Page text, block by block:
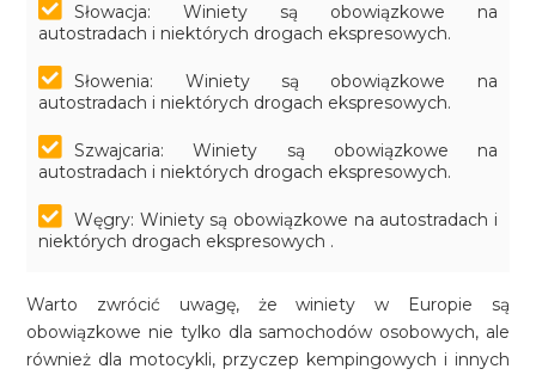
Słowacja: Winiety są obowiązkowe na
autostradach i niektórych drogach ekspresowych.
Słowenia: Winiety są obowiązkowe na
autostradach i niektórych drogach ekspresowych.
Szwajcaria: Winiety są obowiązkowe na
autostradach i niektórych drogach ekspresowych.
Węgry: Winiety są obowiązkowe na autostradach i
niektórych drogach ekspresowych .
Warto zwrócić uwagę, że winiety w Europie są
obowiązkowe nie tylko dla samochodów osobowych, ale
również dla motocykli, przyczep kempingowych i innych